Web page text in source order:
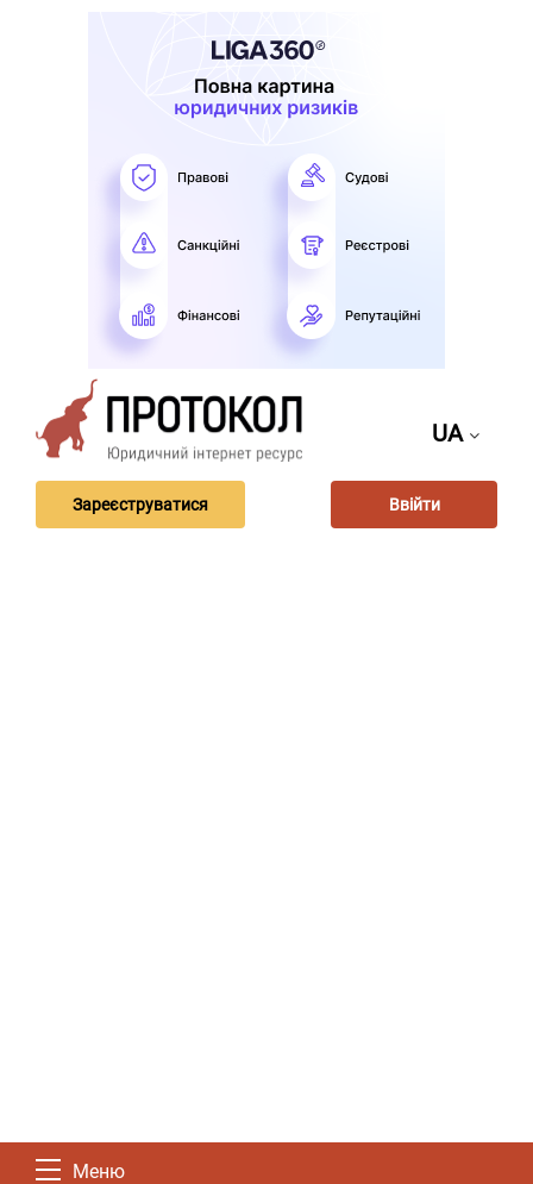
UA
Зареєструватися Ввійти
Меню